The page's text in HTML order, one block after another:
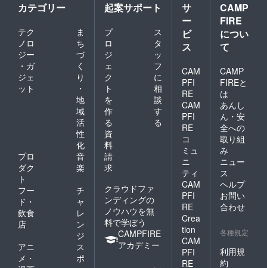
カテゴリー
テク
ノロ
ジー
・ガ
ジェ
ット
ま
ち
づ
く
り
・
地
域
活
性
化
プロ
ダク
ト
音
楽
フー
ド・
飲食
店
チ
ャ
レ
ン
ジ
アニ
メ・
ス
ポ
起案サポート
プ
ロ
ジ
ェ
ク
ト
を
作
る
ス
タ
ッ
フ
に
相
談
す
る
資
料
請
求
クラウドファ
ンディングの
ノウハウを無
料で学ぼう
CAMPFIRE
アカデミー
サ
ー
ビ
ス
CAM
PFI
RE
CAM
PFI
RE
コ
ミュ
ニ
ティ
CAM
PFI
RE
Crea
tion
CAM
PFI
RE
CAMP
FIRE
につい
て
CAMP
FIREと
は
あんし
ん・安
全への
取り組
み
ニュー
ス
ヘルプ
お問い
合わせ
各種規定
利用規
約